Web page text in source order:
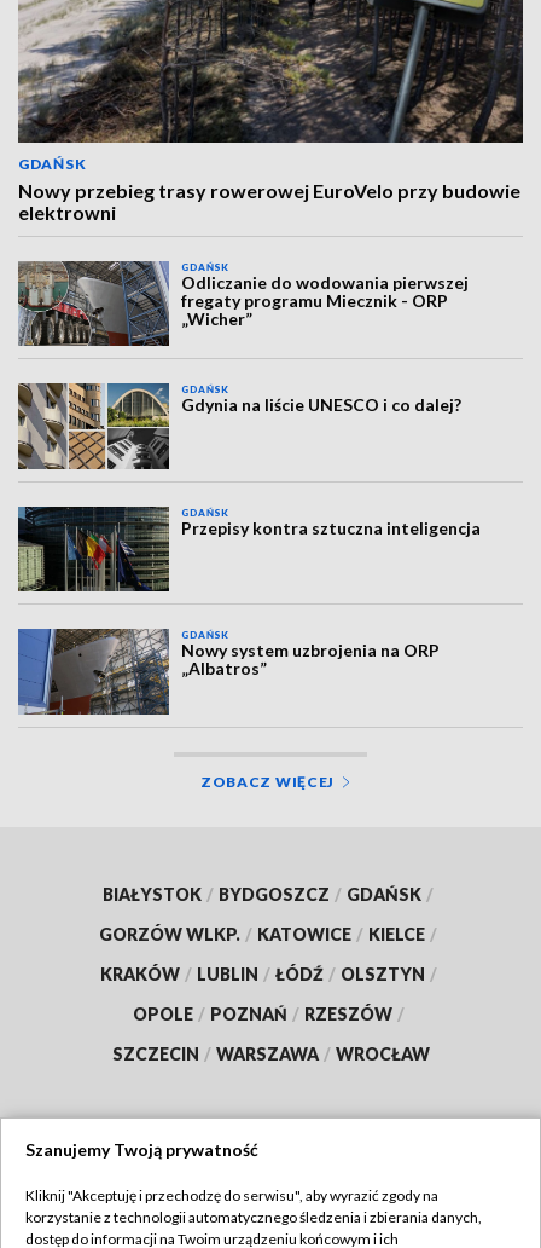
GDAŃSK
Nowy przebieg trasy rowerowej EuroVelo przy budowie
elektrowni
GDAŃSK
Odliczanie do wodowania pierwszej
fregaty programu Miecznik - ORP
„Wicher”
GDAŃSK
Gdynia na liście UNESCO i co dalej?
GDAŃSK
Przepisy kontra sztuczna inteligencja
GDAŃSK
Nowy system uzbrojenia na ORP
„Albatros”
ZOBACZ WIĘCEJ
BIAŁYSTOK / BYDGOSZCZ / GDAŃSK /
GORZÓW WLKP. / KATOWICE / KIELCE /
KRAKÓW / LUBLIN / ŁÓDŹ / OLSZTYN /
OPOLE / POZNAŃ / RZESZÓW /
SZCZECIN / WARSZAWA / WROCŁAW
TVP
Szanujemy Twoją prywatność
Kliknij "Akceptuję i przechodzę do serwisu", aby wyrazić zgody na
korzystanie z technologii automatycznego śledzenia i zbierania danych,
dostęp do informacji na Twoim urządzeniu końcowym i ich